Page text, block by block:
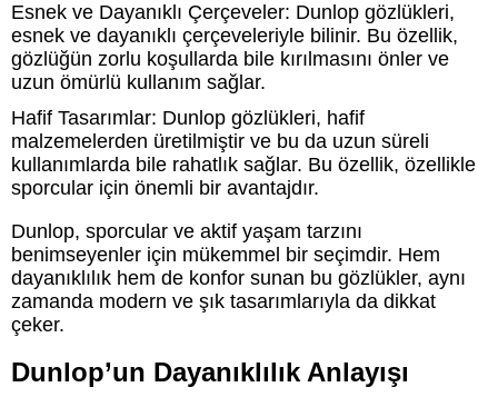
Esnek ve Dayanıklı Çerçeveler: Dunlop gözlükleri,
esnek ve dayanıklı çerçeveleriyle bilinir. Bu özellik,
gözlüğün zorlu koşullarda bile kırılmasını önler ve
uzun ömürlü kullanım sağlar.
Hafif Tasarımlar: Dunlop gözlükleri, hafif
malzemelerden üretilmiştir ve bu da uzun süreli
kullanımlarda bile rahatlık sağlar. Bu özellik, özellikle
sporcular için önemli bir avantajdır.
Dunlop, sporcular ve aktif yaşam tarzını
benimseyenler için mükemmel bir seçimdir. Hem
dayanıklılık hem de konfor sunan bu gözlükler, aynı
zamanda modern ve şık tasarımlarıyla da dikkat
çeker.
Dunlop’un Dayanıklılık Anlayışı